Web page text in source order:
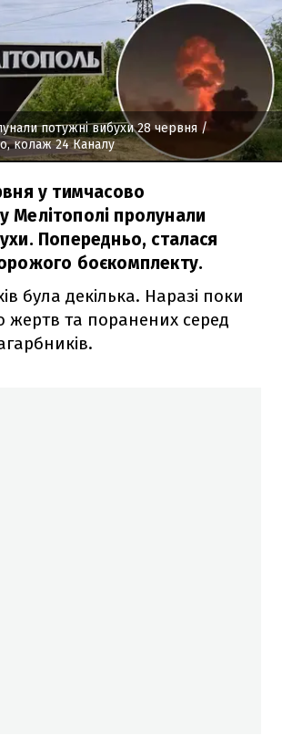
потужні вибухи 28 червня /
колаж 24 Каналу
у тимчасово
Мелітополі пролунали
Попередньо, сталася
боєкомплекту.
була декілька. Наразі поки
жертв та поранених серед